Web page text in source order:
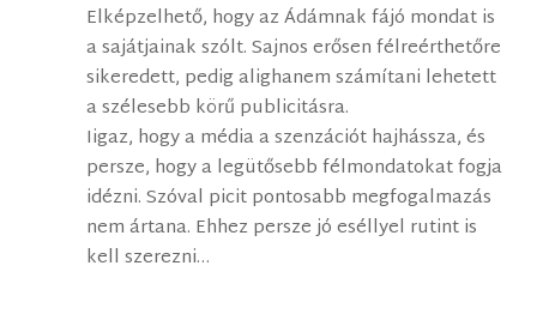
Elképzelhető, hogy az Ádámnak fájó mondat is
a sajátjainak szólt. Sajnos erősen félreérthetőre
sikeredett, pedig alighanem számítani lehetett
a szélesebb körű publicitásra.
Iigaz, hogy a média a szenzációt hajhássza, és
persze, hogy a legütősebb félmondatokat fogja
idézni. Szóval picit pontosabb megfogalmazás
nem ártana. Ehhez persze jó eséllyel rutint is
kell szerezni…